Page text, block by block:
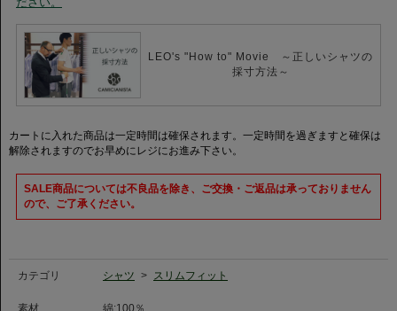
ネクタイは同系色のダークトーンを選ぶと、全体の印象がまとまり、クラス
感が増します。また、オフシーンではチノパンやデニムと合わせてリラック
スしたスタイルを楽しむのもおすすめです。
【レオスペシャルプロダクト】
カミチャニスタのブランドスタートからテクニカルディレクターをつとめる
レオナルド・ブジェッリ氏
今回新たにこだわりの詰まった仕様のスペシャルプロダクトが発売！
スはカッタウェイカフスに変更しています。
ホリゾンタルカラーの形に合わせてシャープな印象を演出し、より洗練され
た雰囲気になっています。
◆ホリゾンタルカラー◆
ホリゾンタルカラーはイタリアで人気カラーの一つ。ネクタイを締めたスタ
イルに加え、ノータイスタイルで第一ボタンをはずしたスタイルもおすす
LEO's "How to" Movie ～正しいシャツの
採寸方法～
カートに入れた商品は一定時間は確保されます。一定時間を過ぎますと確保は
解除されますのでお早めにレジにお進み下さい。
SALE商品については不良品を除き、ご交換・ご返品は承っておりません
ので、ご了承ください。
カテゴリ シャツ > スリムフィット
素材 綿:100％